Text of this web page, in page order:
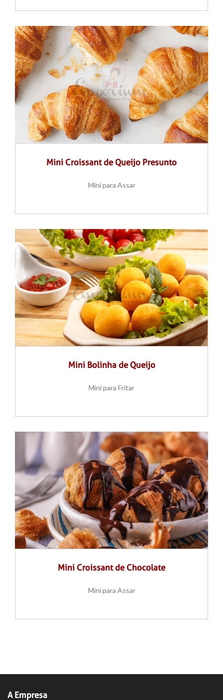
Mini Croissant de Queijo Presunto
Mini para Assar
Mini Bolinha de Queijo
Mini para Fritar
Mini Croissant de Chocolate
Mini para Assar
A Empresa